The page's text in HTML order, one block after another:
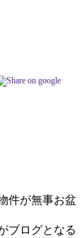
件が無事お盆
ブログとなる